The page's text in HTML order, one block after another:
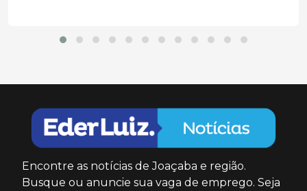
Encontre as notícias de Joaçaba e região.
Busque ou anuncie sua vaga de emprego. Seja